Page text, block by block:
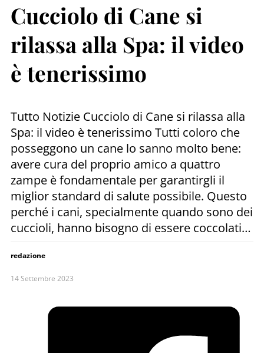
Cucciolo di Cane si
rilassa alla Spa: il video
è tenerissimo
Tutto Notizie Cucciolo di Cane si rilassa alla
Spa: il video è tenerissimo Tutti coloro che
posseggono un cane lo sanno molto bene:
avere cura del proprio amico a quattro
zampe è fondamentale per garantirgli il
miglior standard di salute possibile. Questo
perché i cani, specialmente quando sono dei
cuccioli, hanno bisogno di essere coccolati…
redazione
14 Settembre 2023